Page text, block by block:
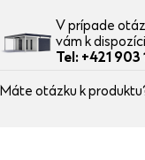
V prípade
vám k
Tel: +421 903
Máte otázku k